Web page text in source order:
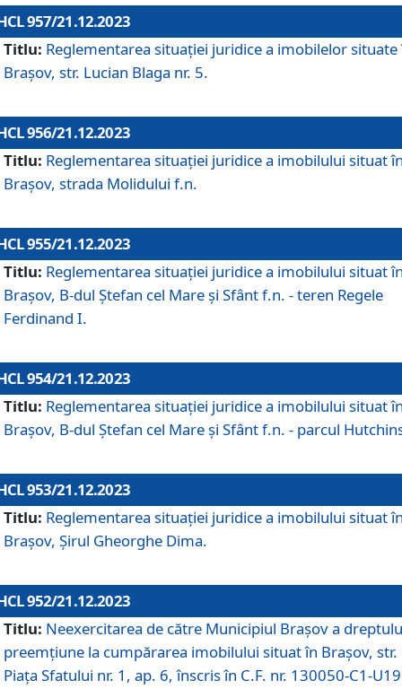
957/21.12.2023
Titlu: Reglementarea situației juridice a imobilelor situate
Brașov, str. Lucian Blaga nr. 5.
956/21.12.2023
Titlu: Reglementarea situației juridice a imobilului situat
Brașov, strada Molidului f.n.
955/21.12.2023
Titlu: Reglementarea situației juridice a imobilului situat
Brașov, B-dul Ștefan cel Mare și Sfânt f.n. - teren Regele
Ferdinand I.
954/21.12.2023
Titlu: Reglementarea situației juridice a imobilului situat
Brașov, B-dul Ștefan cel Mare și Sfânt f.n. - parcul
953/21.12.2023
Titlu: Reglementarea situației juridice a imobilului situat
Brașov, Șirul Gheorghe Dima.
952/21.12.2023
Titlu: Neexercitarea de către Municipiul Brașov a
preemțiune la cumpărarea imobilului situat în Brașov, str.
Piața Sfatului nr. 1, ap. 6, înscris în C.F. nr. 130050-C1-U19